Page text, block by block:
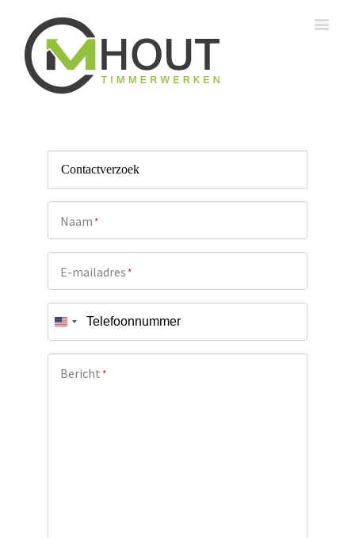
Naam*
E-mailadres*
Verenigde
+1
Bericht*